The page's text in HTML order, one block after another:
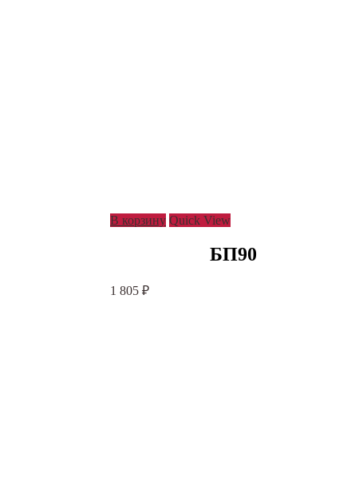
В корзину Quick View
БП90
1 805 ₽